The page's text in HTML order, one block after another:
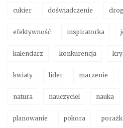
cukier doświadczenie
efektywność inspiratorka
kalendarz konkurencja
kwiaty lider marzenie
natura nauczyciel nauka
planowanie pokora